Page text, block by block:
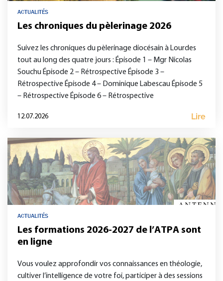
ACTUALITÉS
Les chroniques du pèlerinage 2026
Suivez les chroniques du pèlerinage diocésain à Lourdes
tout au long des quatre jours : Épisode 1 – Mgr Nicolas
Souchu Épisode 2 – Rétrospective Épisode 3 –
Rétrospective Épisode 4 – Dominique Labescau Épisode 5
– Rétrospective Épisode 6 – Rétrospective
12.07.2026 Lire
ACTUALITÉS
Les formations 2026-2027 de l’ATPA sont
en ligne
Vous voulez approfondir vos connaissances en théologie,
cultiver l’intelligence de votre foi, participer à des sessions